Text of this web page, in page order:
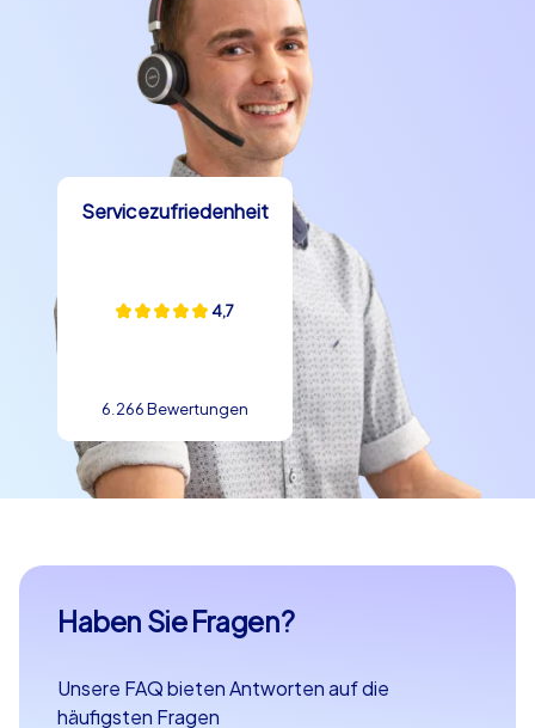
Servicezufriedenheit
4,7
6.266 Bewertungen
Haben Sie Fragen?
Unsere FAQ bieten Antworten auf die
häufigsten Fragen